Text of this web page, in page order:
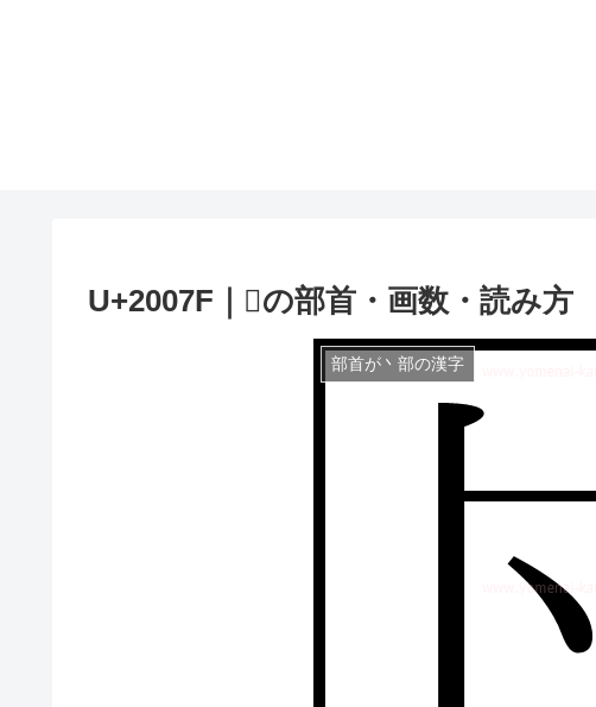
U+2007F｜𠁿の部首・画数・読み方
部首が丶部の漢字